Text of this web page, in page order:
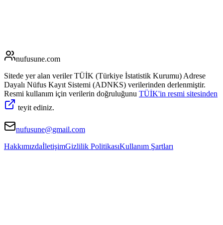
nufusune.com
Sitede yer alan veriler TÜİK (Türkiye İstatistik Kurumu) Adrese
Dayalı Nüfus Kayıt Sistemi (ADNKS) verilerinden derlenmiştir.
Resmi kullanım için verilerin doğruluğunu TÜİK'in resmi sitesinden
teyit ediniz.
nufusune@gmail.com
HakkımızdaİletişimGizlilik PolitikasıKullanım Şartları